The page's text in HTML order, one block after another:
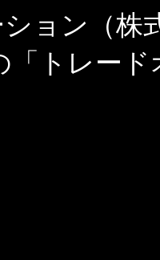
ション（
「トレー